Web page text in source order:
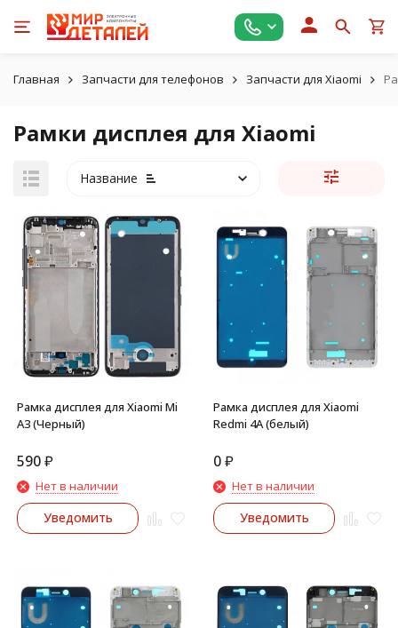
Главная Запчасти для телефонов Запчасти для Xiaomi
Рамки дисплея для Xiaomi
Название
Рамка дисплея для Xiaomi Mi
A3 (Черный)
590₽
Нет в наличии
Уведомить
Рамка дисплея для Xiaomi
Redmi 4A (белый)
0₽
Нет в наличии
Уведомить